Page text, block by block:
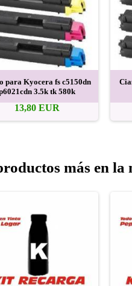
para Kyocera fs c5150dn
3.5k tk 580k
13,80 EUR
más en la